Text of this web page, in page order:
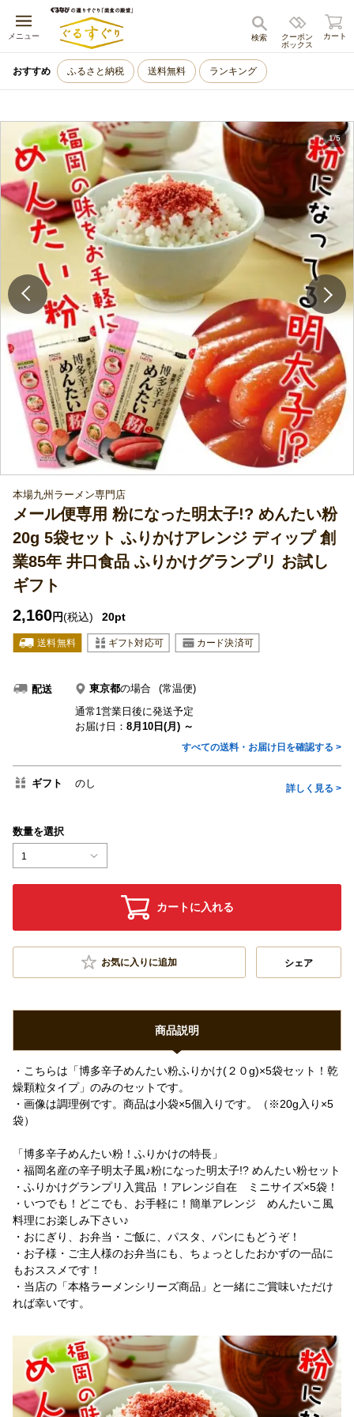
メニュー
キャンセル
クーポン
ボックス
検索 カート
おすすめ ふるさと納税 送料無料 ランキング
1/5
本場九州ラーメン専門店
メール便専用 粉になった明太子!? めんたい粉
20g 5袋セット ふりかけアレンジ ディップ 創
業85年 井口食品 ふりかけグランプリ お試し
ギフト
2,160円(税込) 20pt
配送 東京都の場合
(常温便)
通常1営業日後に発送予定
お届け日： 8月10日(月) ～
すべての送料・お届け日を確認する >
ギフト のし 詳しく見る >
数量を選択
1
カートに入れる
お気に入りに追加 シェア
商品説明
・こちらは「博多辛子めんたい粉ふりかけ(２０g)×5袋セット！乾
燥顆粒タイプ」のみのセットです。
・画像は調理例です。商品は小袋×5個入りです。（※20g入り×5
袋）
「博多辛子めんたい粉！ふりかけの特長」
・福岡名産の辛子明太子風♪粉になった明太子!? めんたい粉セット
・ふりかけグランプリ入賞品 ！アレンジ自在 ミニサイズ×5袋！
・いつでも！どこでも、お手軽に！簡単アレンジ めんたいこ風
料理にお楽しみ下さい♪
・おにぎり、お弁当・ご飯に、パスタ、パンにもどうぞ！
・お子様・ご主人様のお弁当にも、ちょっとしたおかずの一品に
もおススメです！
・当店の「本格ラーメンシリーズ商品」と一緒にご賞味いただけ
れば幸いです。